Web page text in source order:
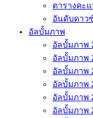
ตารางคะ
อันดับดาว
อัลบั้มภาพ
อัลบั้มภาพ
อัลบั้มภาพ
อัลบั้มภาพ
อัลบั้มภาพ
อัลบั้มภาพ
อัลบั้มภาพ